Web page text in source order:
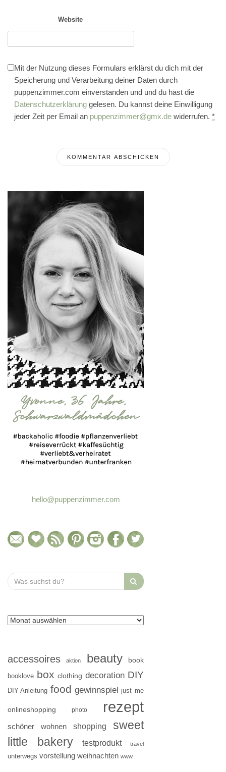
Website
Mit der Nutzung dieses Formulars erklärst du dich mit der
Speicherung und Verarbeitung deiner Daten durch
puppenzimmer.com einverstanden und und du hast die
Datenschutzerklärung gelesen. Du kannst deine Einwilligung
jeder Zeit per Email an puppenzimmer@gmx.de widerrufen. *
hello@puppenzimmer.com
Search
for:
accessoires aktion beauty book
booklove box clothing decoration DIY
DIY-Anleitung food gewinnspiel just me
onlineshopping photo rezept
schöner wohnen shopping
sweet
little bakery
testprodukt travel
unterwegs vorstellung weihnachten www